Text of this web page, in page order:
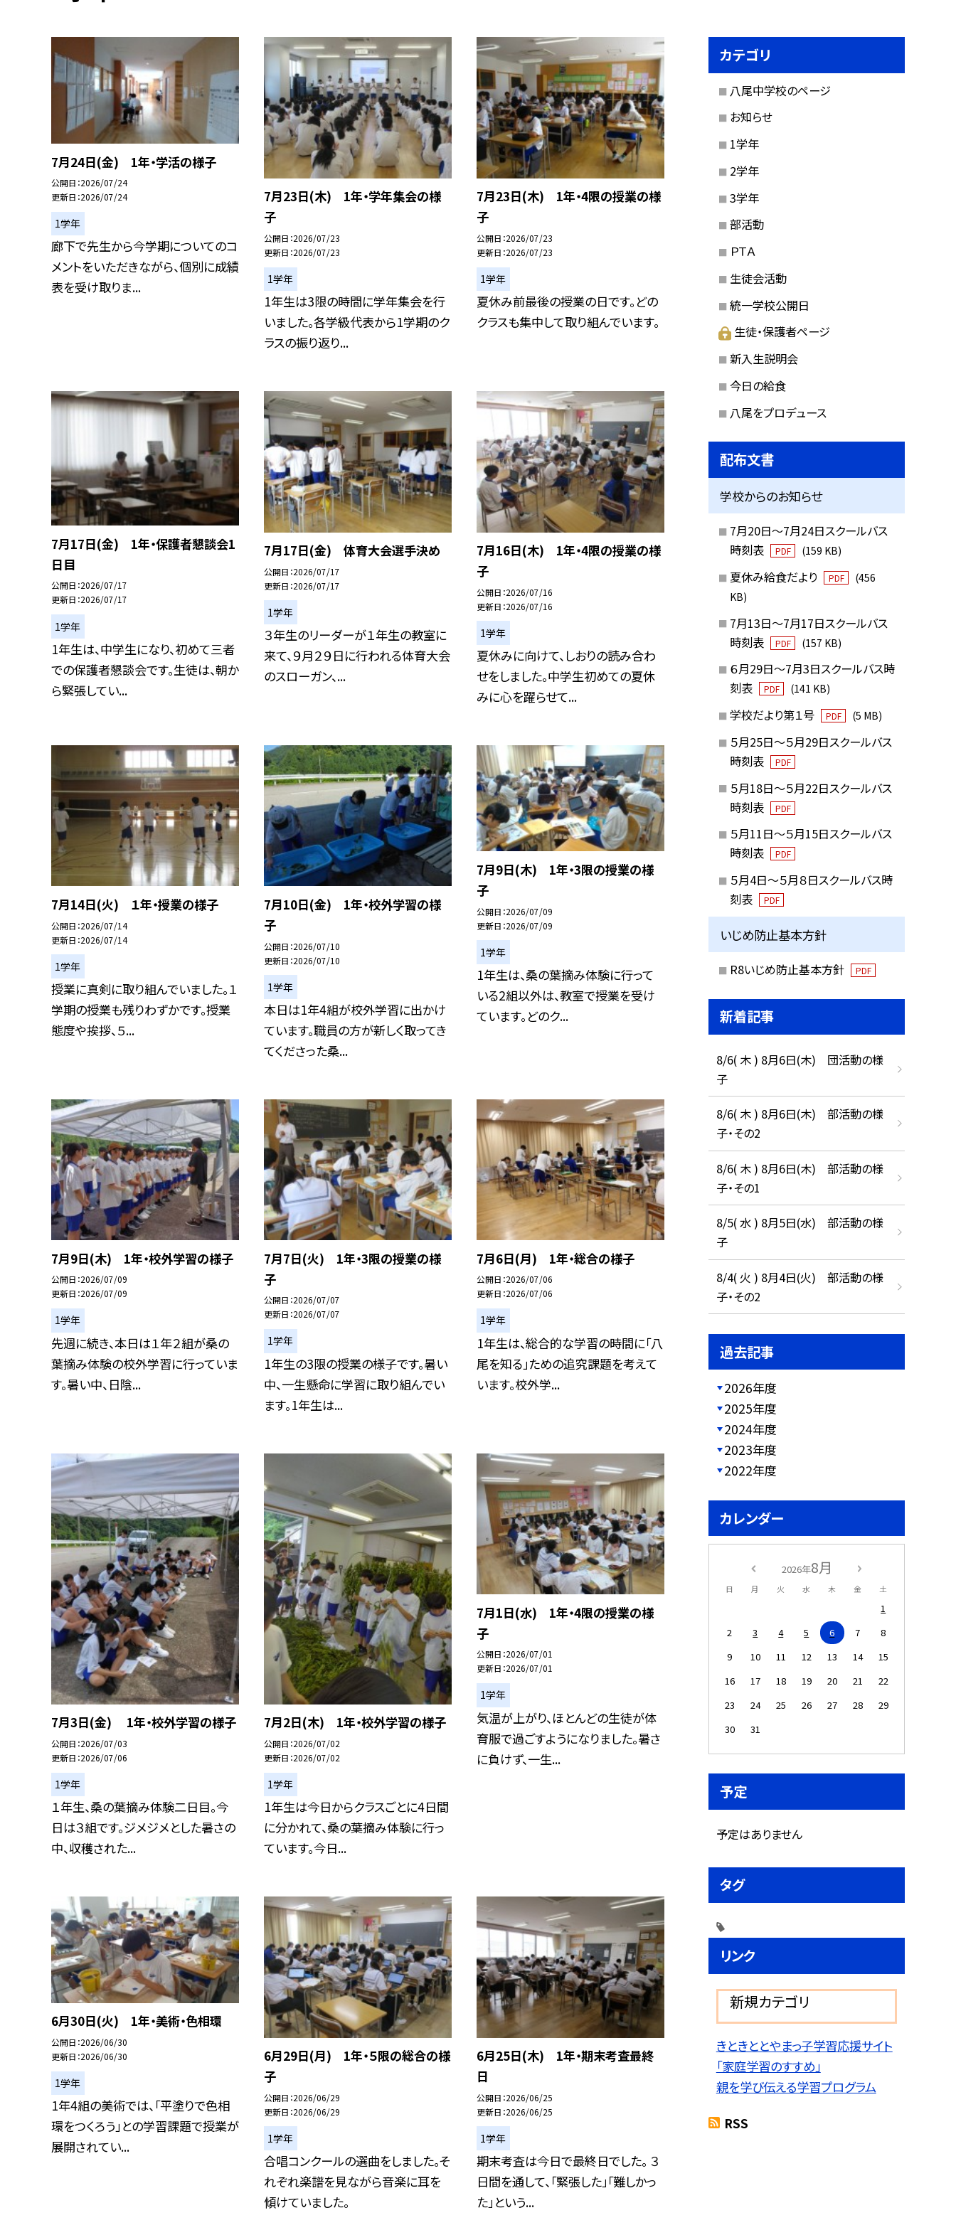
7月24日(金) 1年・学活の様子
公開日 2026/07/24
更新日 2026/07/24
1学年
廊下で先生から今学期についてのコ
メントをいただきながら、個別に成績
表を受け取りま...
7月23日(木) 1年・学年集会の様
子
公開日 2026/07/23
更新日 2026/07/23
1学年
1年生は3限の時間に学年集会を行
いました。各学級代表から1学期のク
ラスの振り返り...
7月23日(木) 1年・4限の授業の様
子
公開日 2026/07/23
更新日 2026/07/23
1学年
夏休み前最後の授業の日です。どの
クラスも集中して取り組んでいます。
7月17日(金) 1年・保護者懇談会1
日目
公開日 2026/07/17
更新日 2026/07/17
1学年
1年生は、中学生になり、初めて三者
での保護者懇談会です。生徒は、朝か
ら緊張してい...
7月17日(金) 体育大会選手決め
公開日 2026/07/17
更新日 2026/07/17
1学年
３年生のリーダーが１年生の教室に
来て、９月２９日に行われる体育大会
のスローガン、...
7月16日(木) 1年・4限の授業の様
子
公開日 2026/07/16
更新日 2026/07/16
1学年
夏休みに向けて、しおりの読み合わ
せをしました。中学生初めての夏休
みに心を躍らせて...
7月14日(火) １年・授業の様子
公開日 2026/07/14
更新日 2026/07/14
1学年
授業に真剣に取り組んでいました。１
学期の授業も残りわずかです。授業
態度や挨拶、５...
7月10日(金) 1年・校外学習の様
子
公開日 2026/07/10
更新日 2026/07/10
1学年
本日は1年4組が校外学習に出かけ
ています。職員の方が新しく取ってき
てくださった桑...
7月9日(木) 1年・3限の授業の様
子
公開日 2026/07/09
更新日 2026/07/09
1学年
1年生は、桑の葉摘み体験に行って
いる2組以外は、教室で授業を受け
ています。どのク...
7月9日(木) 1年・校外学習の様子
公開日 2026/07/09
更新日 2026/07/09
1学年
先週に続き、本日は１年２組が桑の
葉摘み体験の校外学習に行っていま
す。暑い中、日陰...
7月7日(火) 1年・3限の授業の様
子
公開日 2026/07/07
更新日 2026/07/07
1学年
1年生の3限の授業の様子です。暑い
中、一生懸命に学習に取り組んでい
ます。1年生は...
7月6日(月) 1年・総合の様子
公開日 2026/07/06
更新日 2026/07/06
1学年
1年生は、総合的な学習の時間に「八
尾を知る」ための追究課題を考えて
います。校外学...
7月3日(金) 1年・校外学習の様子
公開日 2026/07/03
更新日 2026/07/06
1学年
１年生、桑の葉摘み体験二日目。今
日は３組です。ジメジメとした暑さの
中、収穫された...
7月2日(木) 1年・校外学習の様子
公開日 2026/07/02
更新日 2026/07/02
1学年
1年生は今日からクラスごとに4日間
に分かれて、桑の葉摘み体験に行っ
ています。今日...
7月1日(水) 1年・4限の授業の様
子
公開日 2026/07/01
更新日 2026/07/01
1学年
気温が上がり、ほとんどの生徒が体
育服で過ごすようになりました。暑さ
に負けず、一生...
6月30日(火) 1年・美術・色相環
公開日 2026/06/30
更新日 2026/06/30
1学年
1年4組の美術では、「平塗りで色相
環をつくろう」との学習課題で授業が
展開されてい...
6月29日(月) 1年・５限の総合の様
子
公開日 2026/06/29
更新日 2026/06/29
1学年
合唱コンクールの選曲をしました。そ
れぞれ楽譜を見ながら音楽に耳を
傾けていました。
6月25日(木) 1年・期末考査最終
日
公開日 2026/06/25
更新日 2026/06/25
1学年
期末考査は今日で最終日でした。 ３
日間を通して、「緊張した」「難しかっ
た」という...
カテゴリ
八尾中学校のページ
お知らせ
1学年
2学年
3学年
部活動
ＰＴＡ
生徒会活動
統一学校公開日
生徒・保護者ページ
新入生説明会
今日の給食
八尾をプロデュース
配布文書
学校からのお知らせ
7月20日～7月24日スクールバス
時刻表
PDF (159 KB)
夏休み給食だより PDF
(456
KB)
7月13日～7月17日スクールバス
時刻表
PDF (157 KB)
６月29日～7月3日スクールバス時
刻表
PDF (141 KB)
学校だより第１号 PDF (5 MB)
５月25日～５月29日スクールバス
時刻表
PDF
５月18日～５月22日スクールバス
時刻表
PDF
５月11日～５月15日スクールバス
時刻表
PDF
５月4日～５月８日スクールバス時
刻表
PDF
いじめ防止基本方針
R8いじめ防止基本方針 PDF
新着記事
8/6( 木 ) 8月6日(木) 団活動の様
子
8/6( 木 ) 8月6日(木) 部活動の様
子・その2
8/6( 木 ) 8月6日(木) 部活動の様
子・その1
8/5( 水 ) 8月5日(水) 部活動の様
子
8/4( 火 ) 8月4日(火) 部活動の様
子・その2
過去記事
2026年度
2025年度
2024年度
2023年度
2022年度
カレンダー
2026年8月
日 月 火 水 木 金 土
1
2
3 4 5 6 7
8
9
10 11 12 13 14
15
16
17 18 19 20 21
22
23
24 25 26 27 28
29
30
31
予定
予定はありません
タグ
リンク
新規カテゴリ
きときととやまっ子学習応援サイト
「家庭学習のすすめ」
親を学び伝える学習プログラム
RSS